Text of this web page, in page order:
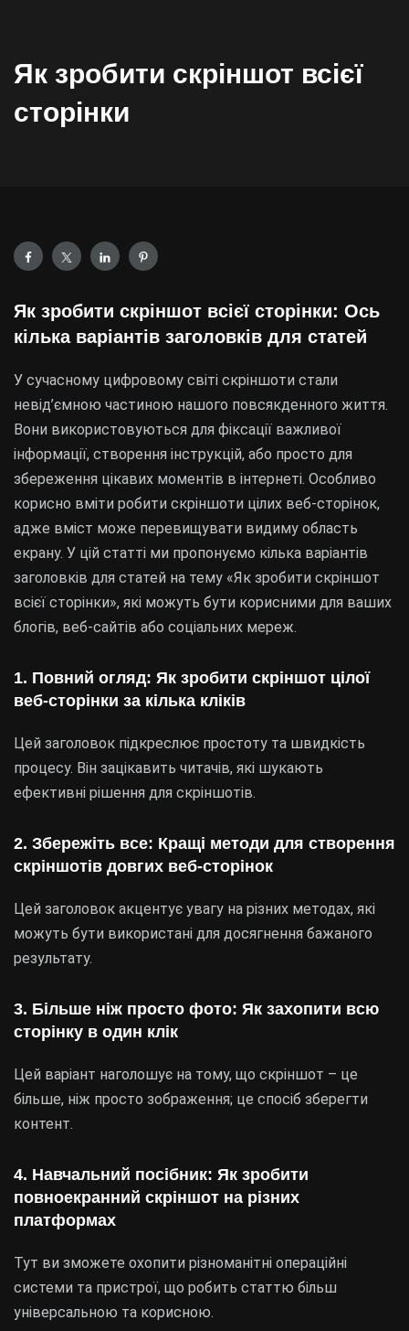
Як зробити скріншот всієї
сторінки
Як зробити скріншот всієї сторінки: Ось
кілька варіантів заголовків для статей
У сучасному цифровому світі скріншоти стали
невід’ємною частиною нашого повсякденного життя.
Вони використовуються для фіксації важливої
інформації, створення інструкцій, або просто для
збереження цікавих моментів в інтернеті. Особливо
корисно вміти робити скріншоти цілих веб-сторінок,
адже вміст може перевищувати видиму область
екрану. У цій статті ми пропонуємо кілька варіантів
заголовків для статей на тему «Як зробити скріншот
всієї сторінки», які можуть бути корисними для ваших
блогів, веб-сайтів або соціальних мереж.
1. Повний огляд: Як зробити скріншот цілої
веб-сторінки за кілька кліків
Цей заголовок підкреслює простоту та швидкість
процесу. Він зацікавить читачів, які шукають
ефективні рішення для скріншотів.
2. Збережіть все: Кращі методи для створення
скріншотів довгих веб-сторінок
Цей заголовок акцентує увагу на різних методах, які
можуть бути використані для досягнення бажаного
результату.
3. Більше ніж просто фото: Як захопити всю
сторінку в один клік
Цей варіант наголошує на тому, що скріншот – це
більше, ніж просто зображення; це спосіб зберегти
контент.
4. Навчальний посібник: Як зробити
повноекранний скріншот на різних
платформах
Тут ви зможете охопити різноманітні операційні
системи та пристрої, що робить статтю більш
універсальною та корисною.